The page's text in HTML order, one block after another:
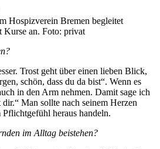
Hospizverein Bremen begleitet
Kurse an. Foto: privat
Trost geht über einen lieben Blick,
schön, dass du da bist“. Wenn es
in den Arm nehmen. Damit sage ich
Man sollte nach seinem Herzen
Pflichtgefühl heraus handeln.
im Alltag beistehen?